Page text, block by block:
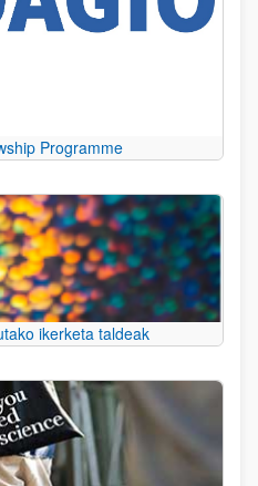
Programme
ikerketa taldeak